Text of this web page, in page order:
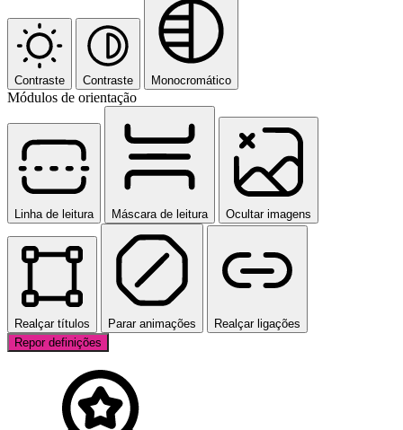
Contraste Contraste Monocromático
Módulos de orientação
Linha de leitura Máscara de leitura Ocultar imagens
Realçar títulos Parar animações
Realçar ligações
Repor definições